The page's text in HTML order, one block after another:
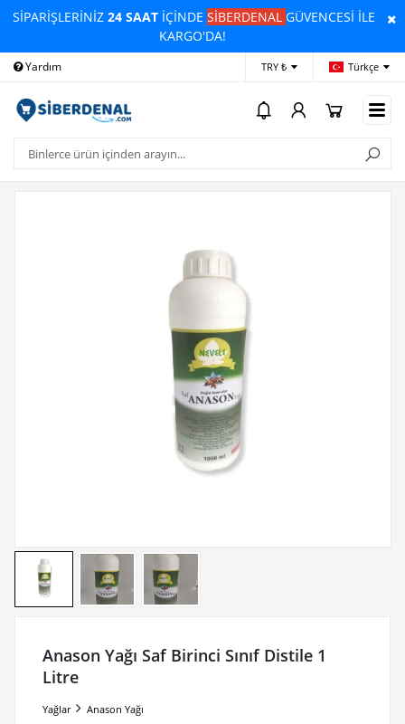
SİPARİŞLERİNİZ24 SAAT İÇİNDESİBERDENALGÜVENCESİ İLE
KARGO'DA!
Yardım Ödeme Bildirimi
TRY ₺ Türkçe
Anason Yağı Saf Birinci Sınıf Distile 1
Litre
Yağlar Anason Yağı